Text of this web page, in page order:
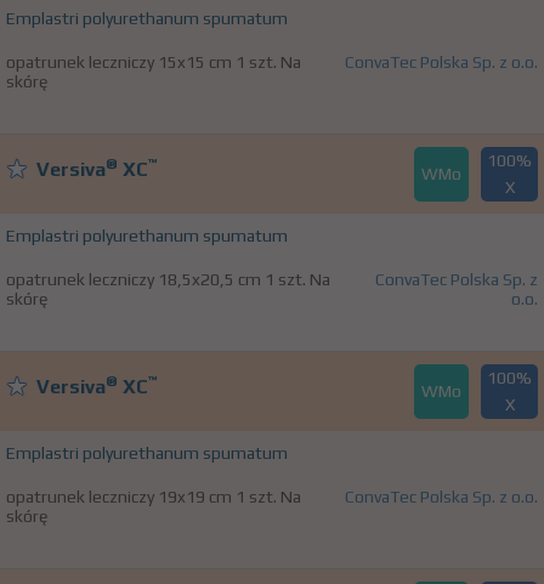
Emplastri polyurethanum spumatum
opatrunek leczniczy 15x15 cm 1 szt. Na
skórę
ConvaTec Polska Sp. z o.o.
Versiva® XC™ WMo
100%
X
Emplastri polyurethanum spumatum
opatrunek leczniczy 18,5x20,5 cm 1 szt. Na
skórę
ConvaTec Polska Sp. z
o.o.
Versiva® XC™ WMo
100%
X
Emplastri polyurethanum spumatum
opatrunek leczniczy 19x19 cm 1 szt. Na
skórę
ConvaTec Polska Sp. z o.o.